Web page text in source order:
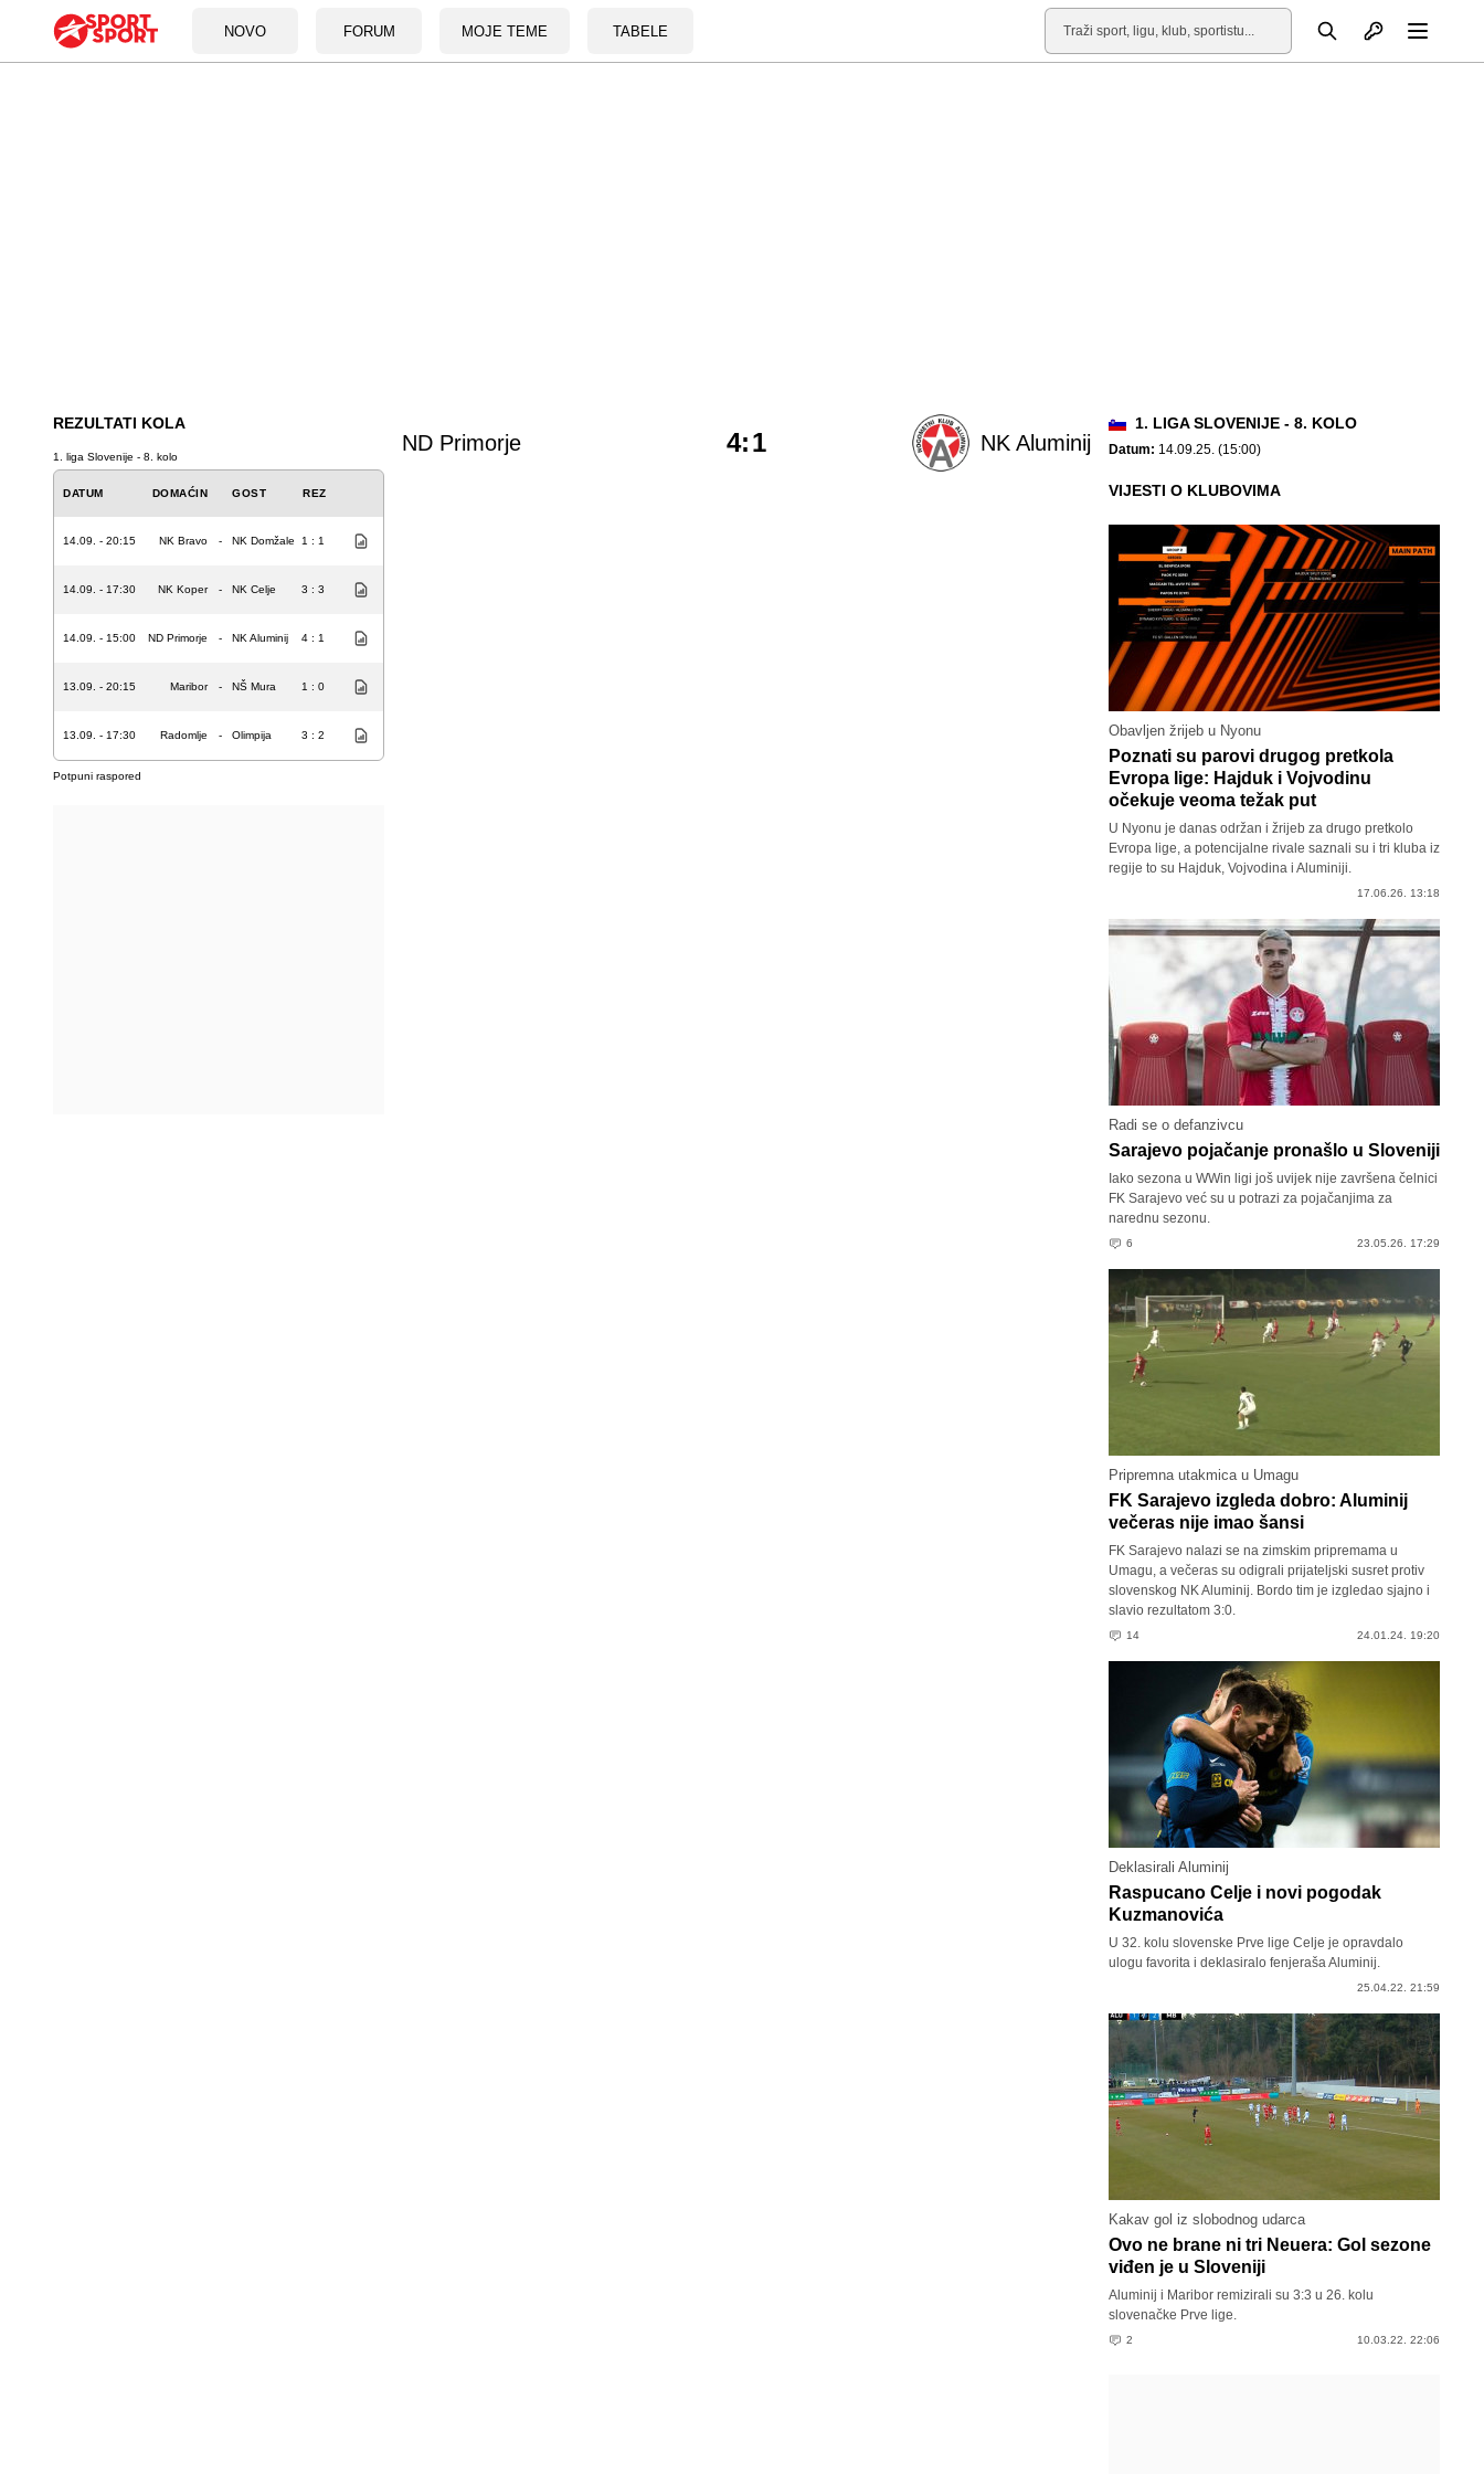
NOVO FORUM MOJE TEME TABELE
Pretraga Otvori profil
REZULTATI KOLA
1. liga Slovenije - 8. kolo
DATUM DOMAĆIN GOST REZ
14.09. - 20:15 NK Bravo - NK Domžale 1 : 1
14.09. - 17:30 NK Koper - NK Celje 3 : 3
14.09. - 15:00 ND Primorje - NK Aluminij 4 : 1
13.09. - 20:15 Maribor - NŠ Mura 1 : 0
13.09. - 17:30 Radomlje - Olimpija 3 : 2
Potpuni raspored
ND Primorje NK Aluminij
4:1
1. LIGA SLOVENIJE - 8. KOLO
Datum: 14.09.25. (15:00)
VIJESTI O KLUBOVIMA
Obavljen žrijeb u Nyonu
Poznati su parovi drugog pretkola
Evropa lige: Hajduk i Vojvodinu
očekuje veoma težak put
U Nyonu je danas održan i žrijeb za drugo pretkolo
Evropa lige, a potencijalne rivale saznali su i tri kluba iz
regije to su Hajduk, Vojvodina i Aluminiji.
17.06.26. 13:18
Radi se o defanzivcu
Sarajevo pojačanje pronašlo u Sloveniji
Iako sezona u WWin ligi još uvijek nije završena čelnici
FK Sarajevo već su u potrazi za pojačanjima za
narednu sezonu.
6 23.05.26. 17:29
Pripremna utakmica u Umagu
FK Sarajevo izgleda dobro: Aluminij
večeras nije imao šansi
FK Sarajevo nalazi se na zimskim pripremama u
Umagu, a večeras su odigrali prijateljski susret protiv
slovenskog NK Aluminij. Bordo tim je izgledao sjajno i
slavio rezultatom 3:0.
14 24.01.24. 19:20
Deklasirali Aluminij
Raspucano Celje i novi pogodak
Kuzmanovića
U 32. kolu slovenske Prve lige Celje je opravdalo
ulogu favorita i deklasiralo fenjeraša Aluminij.
25.04.22. 21:59
Kakav gol iz slobodnog udarca
Ovo ne brane ni tri Neuera: Gol sezone
viđen je u Sloveniji
Aluminij i Maribor remizirali su 3:3 u 26. kolu
slovenačke Prve lige.
2 10.03.22. 22:06